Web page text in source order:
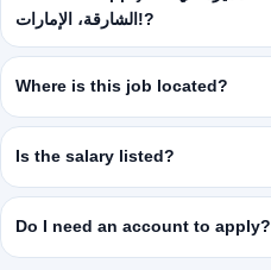
الشارقة، الإمارات!?
Where is this job located?
Is the salary listed?
Do I need an account to apply?